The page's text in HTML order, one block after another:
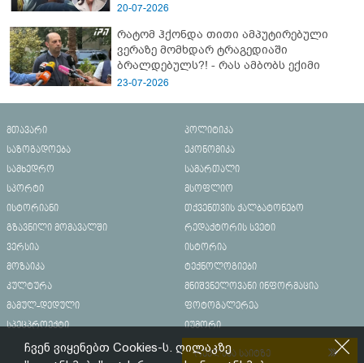
20-07-2026
რატომ ჰქონდა თითი ამპუტირებული
ვერაზე მომხდარ ტრაგედიაში
ბრალდებულს?! - რას ამბობს ექიმი
23-07-2026
მთავარი
პოლიტიკა
საზოგადოება
ეკონომიკა
სამხედრო
სამართალი
სპორტი
მსოფლიო
ისტორიანი
თქვენთვის ქალბატონებო
გზავნილი მომავალში
რედაქტორის სვეტი
ვერსია
ისტორია
მოზაიკა
ტექნოლოგიები
კულტურა
მნიშვნელოვანი ინფორმაცია
მამულ-დედული
ფოტოგალერეა
სპეცპროექტი
იუმორი
რეკლამა საიტზე
ჩვენ ვიყენებთ Cookies-ს. ღილაკზე